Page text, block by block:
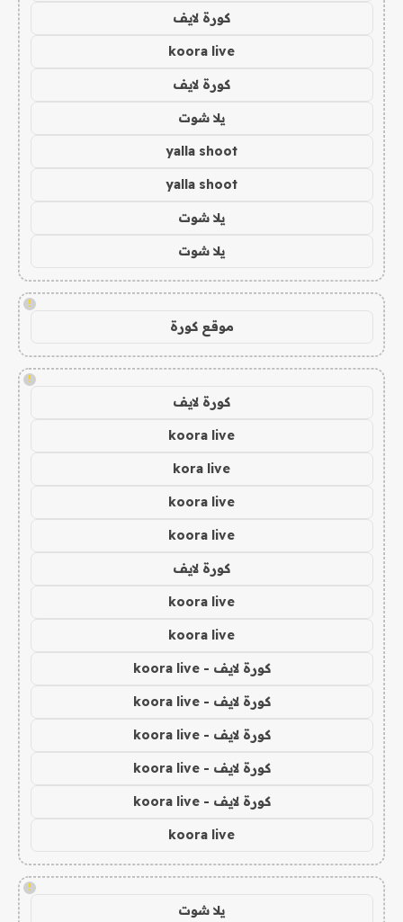
كورة لايف
koora live
كورة لايف
يلا شوت
yalla shoot
yalla shoot
يلا شوت
يلا شوت
!
موقع كورة
!
كورة لايف
koora live
kora live
koora live
koora live
كورة لايف
koora live
koora live
كورة لايف - koora live
كورة لايف - koora live
كورة لايف - koora live
كورة لايف - koora live
كورة لايف - koora live
koora live
!
يلا شوت